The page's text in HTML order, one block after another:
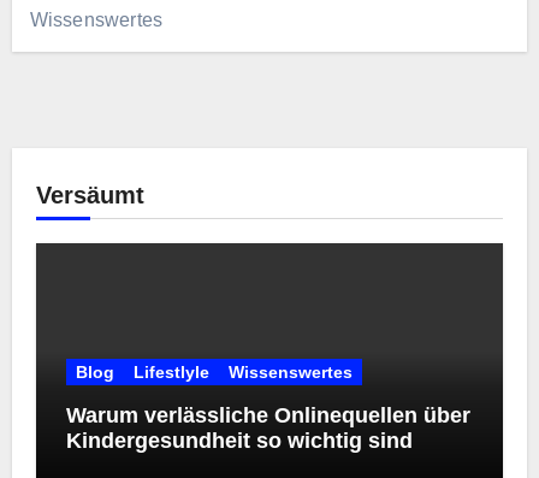
Wissenswertes
Versäumt
Blog Lifestlyle Wissenswertes
Warum verlässliche Onlinequellen über
Kindergesundheit so wichtig sind